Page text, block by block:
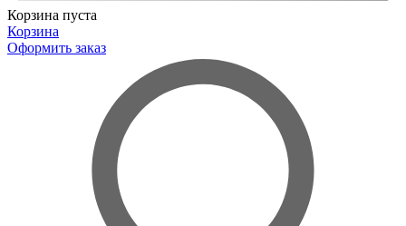
Корзина пуста
Корзина
Оформить заказ